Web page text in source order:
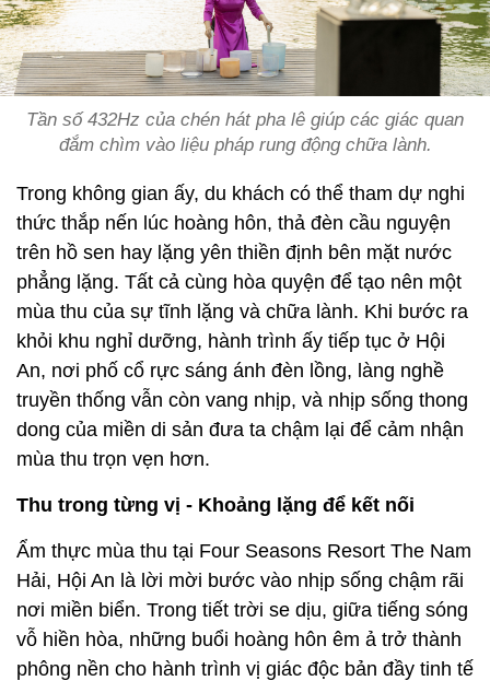
Tần số 432Hz của chén hát pha lê giúp các giác quan
đắm chìm vào liệu pháp rung động chữa lành.
Trong không gian ấy, du khách có thể tham dự nghi
thức thắp nến lúc hoàng hôn, thả đèn cầu nguyện
trên hồ sen hay lặng yên thiền định bên mặt nước
phẳng lặng. Tất cả cùng hòa quyện để tạo nên một
mùa thu của sự tĩnh lặng và chữa lành. Khi bước ra
khỏi khu nghỉ dưỡng, hành trình ấy tiếp tục ở Hội
An, nơi phố cổ rực sáng ánh đèn lồng, làng nghề
truyền thống vẫn còn vang nhịp, và nhịp sống thong
dong của miền di sản đưa ta chậm lại để cảm nhận
mùa thu trọn vẹn hơn.
Thu trong từng vị - Khoảng lặng để kết nối
Ẩm thực mùa thu tại Four Seasons Resort The Nam
Hải, Hội An là lời mời bước vào nhịp sống chậm rãi
nơi miền biển. Trong tiết trời se dịu, giữa tiếng sóng
vỗ hiền hòa, những buổi hoàng hôn êm ả trở thành
phông nền cho hành trình vị giác độc bản đầy tinh tế